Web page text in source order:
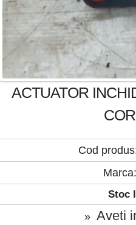
ACTUATOR
Cod
Marca:
Stoc
» Aveti